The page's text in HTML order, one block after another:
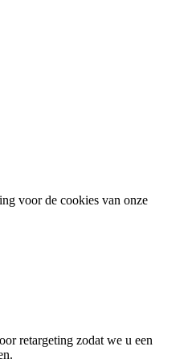
voor de cookies van onze
retargeting zodat we u een